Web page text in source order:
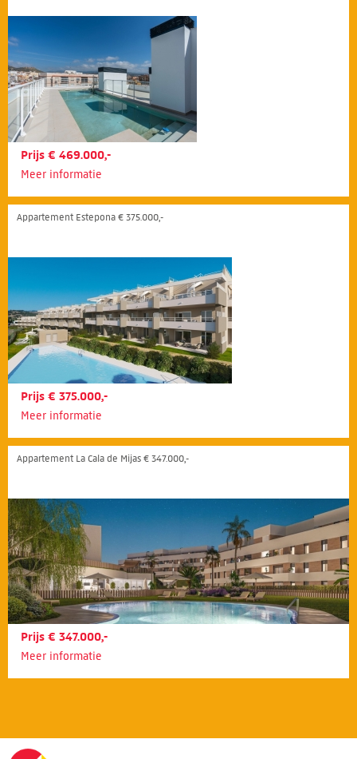
Prijs € 469.000,-
Meer informatie
Appartement Estepona € 375.000,-
Prijs € 375.000,-
Meer informatie
Appartement La Cala de Mijas € 347.000,-
Prijs € 347.000,-
Meer informatie